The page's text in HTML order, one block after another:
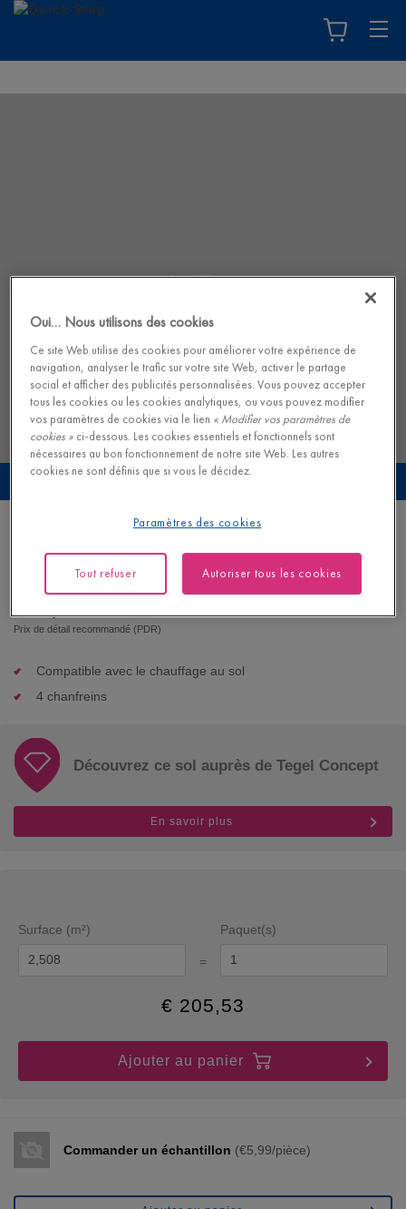
Prévisualisez ce sol dans votre propre intérieur
Chêne coucher de soleil extra mat
81,95
Prix de détail recommandé (PDR)
Compatible avec le chauffage au sol
4 chanfreins
Découvrez ce sol auprès de Tegel Concept
En savoir plus
Surface (m²)
=
Paquet(s)
€ 205,53
Ajouter au panier
Commander un échantillon (€5,99/pièce)
Oui… Nous utilisons des cookies
Ce site Web utilise des cookies pour améliorer votre expérience de
navigation, analyser le trafic sur votre site Web, activer le partage
social et afficher des publicités personnalisées. Vous pouvez accepter
tous les cookies ou les cookies analytiques, ou vous pouvez modifier
vos paramètres de cookies via le lien « Modifier vos paramètres de
cookies » ci-dessous. Les cookies essentiels et fonctionnels sont
nécessaires au bon fonctionnement de notre site Web. Les autres
cookies ne sont définis que si vous le décidez.
Paramètres des cookies
Tout refuser Autoriser tous les cookies